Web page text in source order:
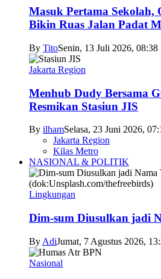
Masuk Pertama
Bikin Ruas Jalan Padat
By TitoSenin, 13 Juli 2026, 08:38
Jakarta Region
Menhub Dudy Bersama
Resmikan Stasiun JIS
By ilhamSelasa, 23 Juni 2026,
Jakarta Region
Kilas Metro
NASIONAL & POLITIK
Lingkungan
Dim-sum Diusulkan jadi
By AdiJumat, 7 Agustus 2026,
Nasional